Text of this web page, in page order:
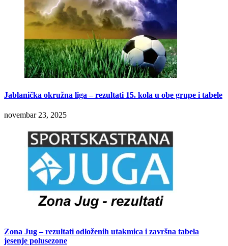
Jablanička okružna liga – rezultati 15. kola u obe grupe i tabele
novembar 23, 2025
Zona Jug – rezultati odloženih utakmica i završna tabela
jesenje polusezone